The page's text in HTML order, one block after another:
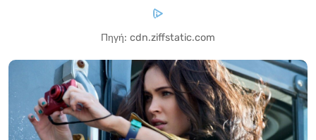
Πηγή: cdn.ziffstatic.com